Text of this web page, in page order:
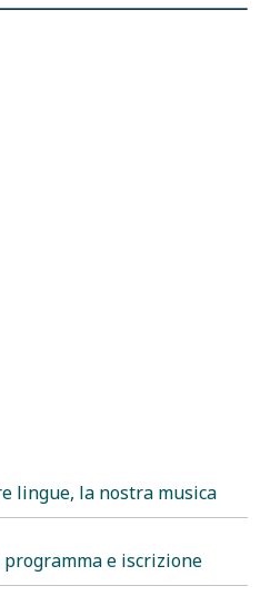
lingue, la nostra musica
e iscrizione